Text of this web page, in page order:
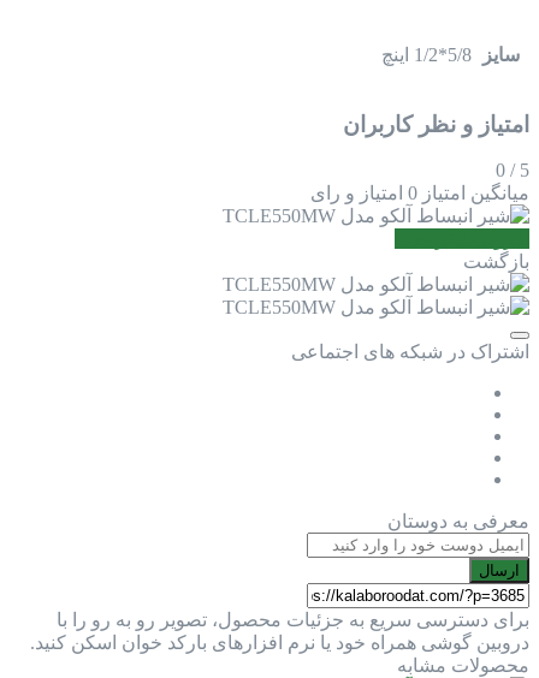
سایز 5/8*1/2 اینچ
امتیاز و نظر کاربران
5
/
0
میانگین امتیاز 0 امتیاز و رای
بازگشت
اشتراک در شبکه های اجتماعی
معرفی به دوستان
ارسال
برای دسترسی سریع به جزئیات محصول، تصویر رو به رو را با
دروبین گوشی همراه خود یا نرم افزارهای بارکد خوان اسکن کنید.
محصولات مشابه